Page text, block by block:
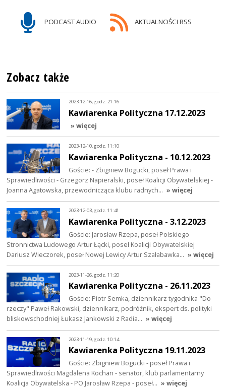
PODCAST AUDIO AKTUALNOŚCI RSS
Zobacz także
2023-12-16, godz. 21:16
Kawiarenka Polityczna 17.12.2023
» więcej
2023-12-10, godz. 11:10
Kawiarenka Polityczna - 10.12.2023
Goście: - Zbigniew Bogucki, poseł Prawa i
Sprawiedliwości - Grzegorz Napieralski, poseł Koalicji Obywatelskiej -
Joanna Agatowska, przewodnicząca klubu radnych… » więcej
2023-12-03, godz. 11:41
Kawiarenka Polityczna - 3.12.2023
Goście: Jarosław Rzepa, poseł Polskiego
Stronnictwa Ludowego Artur Łącki, poseł Koalicji Obywatelskiej
Dariusz Wieczorek, poseł Nowej Lewicy Artur Szałabawka… » więcej
2023-11-26, godz. 11:20
Kawiarenka Polityczna - 26.11.2023
Goście: Piotr Semka, dziennikarz tygodnika "Do
rzeczy" Paweł Rakowski, dziennikarz, podróżnik, ekspert ds. polityki
bliskowschodniej Łukasz Jankowski z Radia… » więcej
2023-11-19, godz. 10:14
Kawiarenka Polityczna 19.11.2023
Goście: Zbigniew Bogucki - poseł Prawa i
Sprawiedliwości Magdalena Kochan - senator, klub parlamentarny
Koalicja Obywatelska - PO Jarosław Rzepa - poseł… » więcej